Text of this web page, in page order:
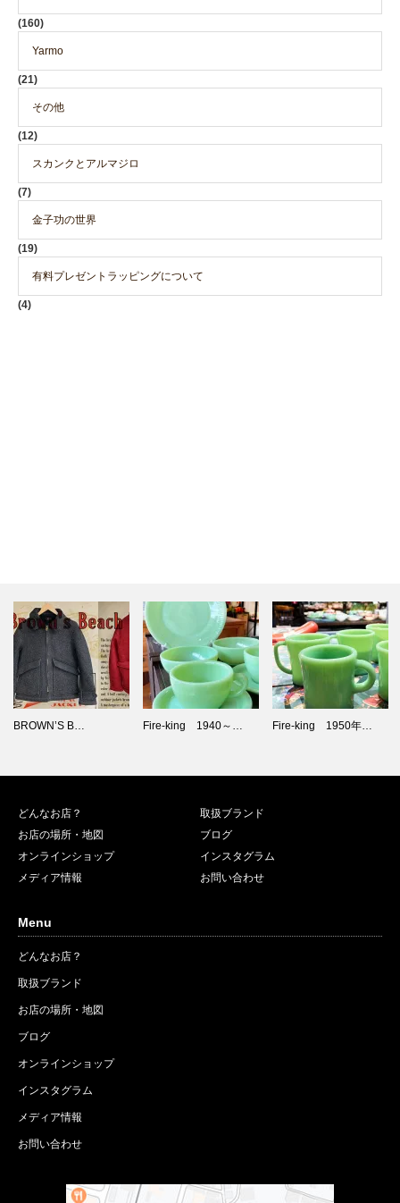
(160)
Yarmo
(21)
その他
(12)
スカンクとアルマジロ
(7)
金子功の世界
(19)
有料プレゼントラッピングについて
(4)
Fire-king 1940～… Fire-king 1950年… 1960年代製造Fire-ki…
どんなお店？
取扱ブランド
お店の場所・地図
ブログ
オンラインショップ
インスタグラム
メディア情報
お問い合わせ
Menu
どんなお店？
取扱ブランド
お店の場所・地図
ブログ
オンラインショップ
インスタグラム
メディア情報
お問い合わせ